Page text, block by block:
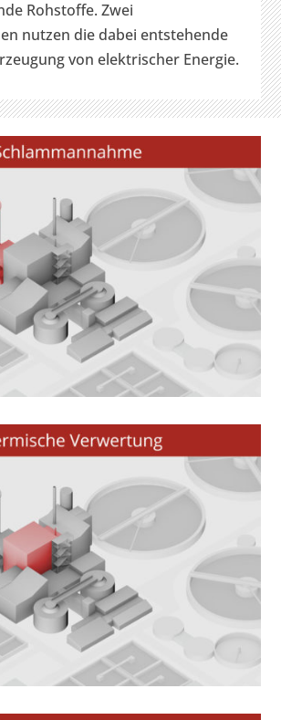
Rohstoffe. Zwei
nutzen die dabei entstehende
von elektrischer Energie.